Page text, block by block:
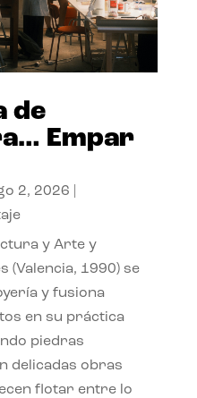
de
Empar
2, 2026
y Arte y
(Valencia, 1990) se
y fusiona
en su práctica
piedras
delicadas obras
flotar entre lo